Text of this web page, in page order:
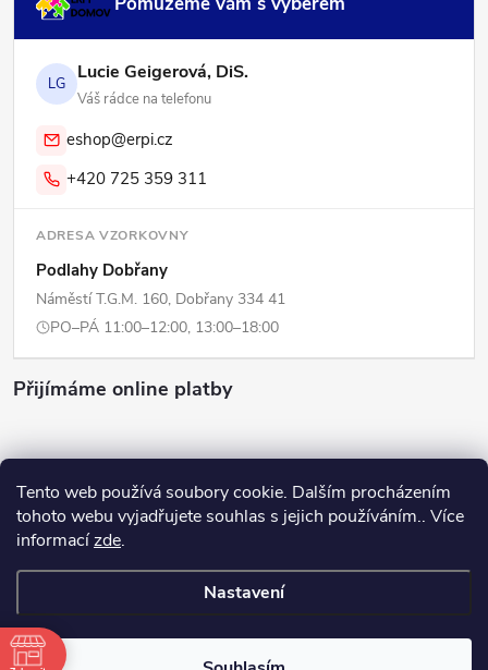
Tento web používá soubory cookie. Dalším procházením
tohoto webu vyjadřujete souhlas s jejich používáním.. Více
informacízde.
Nastavení
LG Lucie Geigerová, DiS.
Váš rádce na telefonu
eshop@erpi.cz
+420 725 359 311
ADRESA VZORKOVNY
Podlahy Dobřany
Náměstí T.G.M. 160, Dobřany 334 41
PO–PÁ 11:00–12:00, 13:00–18:00
Přijímáme online platby
Vytvořil Shoptet
Copyright 2026ERPI - Domov. Všechna práva vyhrazena.Upravit